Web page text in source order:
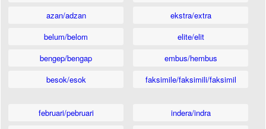
azan/adzan
belum/belom
bengep/bengap
besok/esok
ekstra/extra
elite/elit
embus/hembus
faksimile/faksimili/faksimil
februari/pebruari
indera/indra